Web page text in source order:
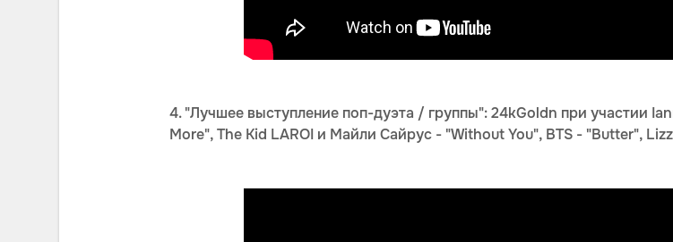
4. "Лучшее выступление поп-дуэта / группы": 24kGoldn при участии
More", The Kid LAROI и Майли Сайрус - "Without You", BTS - "Butter",